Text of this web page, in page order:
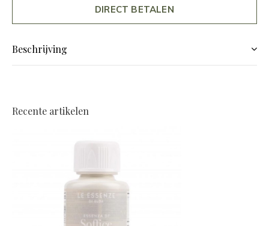
DIRECT BETALEN
Beschrijving
Recente artikelen